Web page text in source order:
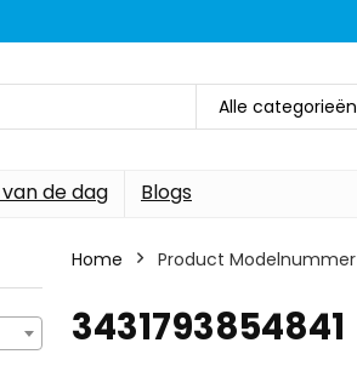
Alle categorieën
de dag Blogs
Home Product Modelnummer
‎3431793854841